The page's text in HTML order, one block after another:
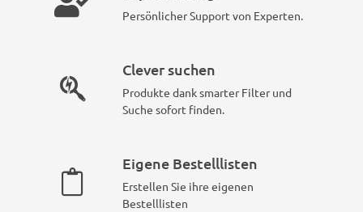
Persönlicher Support von Experten.
Clever suchen
Produkte dank smarter Filter und
Suche sofort finden.
Eigene Bestelllisten
Erstellen Sie ihre eigenen
Bestelllisten